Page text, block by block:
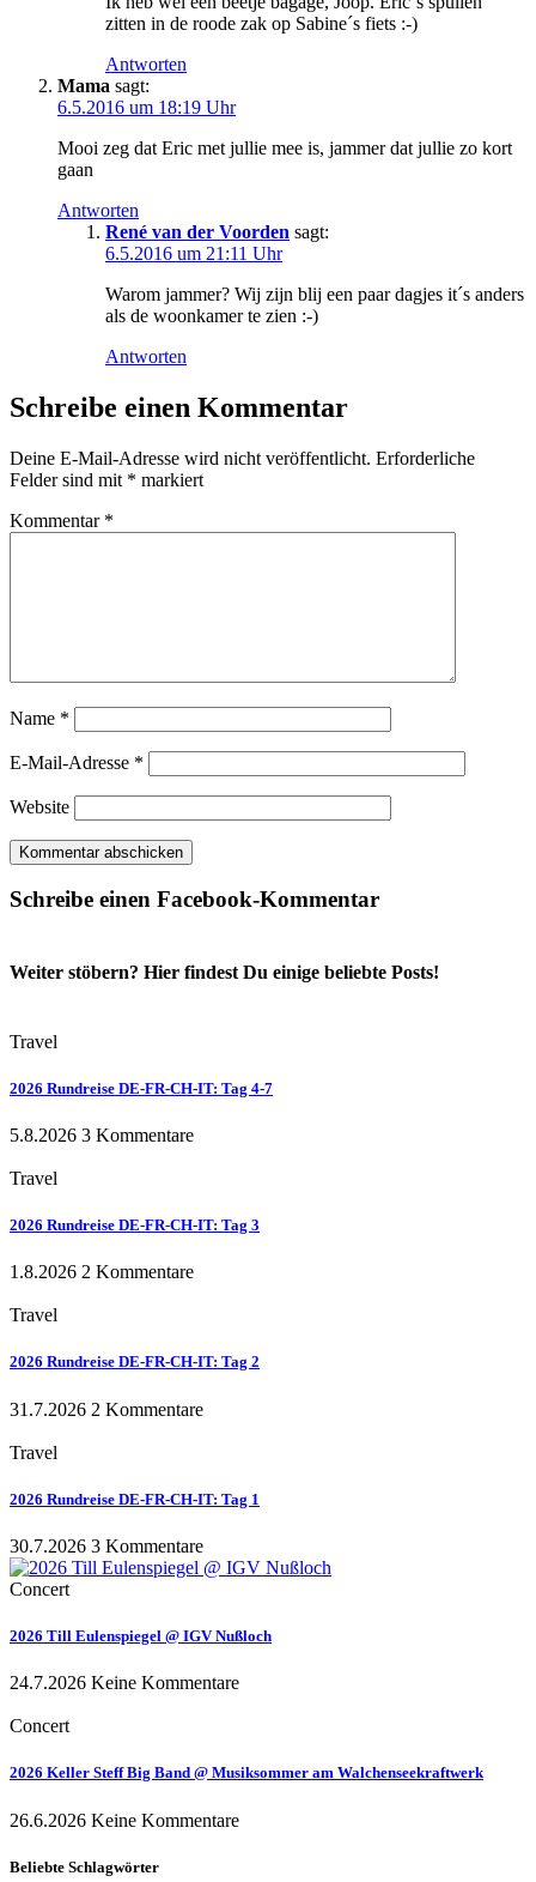
zitten in de roode zak op Sabine´s fiets :-)
Antworten
Mama sagt:
6.5.2016 um 18:19 Uhr
Mooi zeg dat Eric met jullie mee is, jammer dat jullie zo kort
gaan
Antworten
René van der Voorden sagt:
6.5.2016 um 21:11 Uhr
Warom jammer? Wij zijn blij een paar dagjes it´s anders
als de woonkamer te zien :-)
Antworten
Schreibe einen Kommentar
Deine E-Mail-Adresse wird nicht veröffentlicht. Erforderliche
Felder sind mit * markiert
Kommentar *
Name *
E-Mail-Adresse *
Website
Schreibe einen Facebook-Kommentar
Weiter stöbern? Hier findest Du einige beliebte Posts!
Travel
2026 Rundreise DE-FR-CH-IT: Tag 4-7
5.8.2026 3 Kommentare
Travel
2026 Rundreise DE-FR-CH-IT: Tag 3
1.8.2026 2 Kommentare
Travel
2026 Rundreise DE-FR-CH-IT: Tag 2
31.7.2026 2 Kommentare
Travel
2026 Rundreise DE-FR-CH-IT: Tag 1
30.7.2026 3 Kommentare
Concert
2026 Till Eulenspiegel @ IGV Nußloch
24.7.2026 Keine Kommentare
Concert
2026 Keller Steff Big Band @ Musiksommer am Walchenseekraftwerk
26.6.2026 Keine Kommentare
Beliebte Schlagwörter